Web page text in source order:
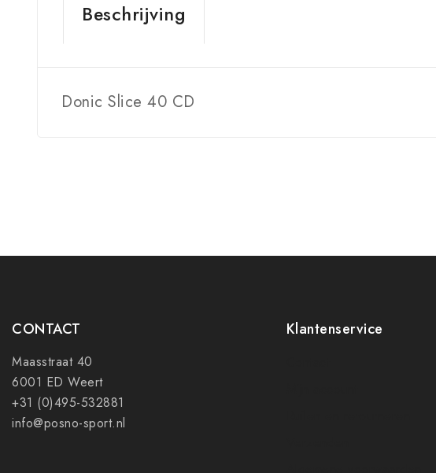
Beschrijving
Donic Slice 40 CD
CONTACT
Maasstraat 40
6001 ED Weert
+31 (0)495-532881
info@posno-sport.nl
Klantenservice